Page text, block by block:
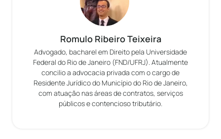
Romulo Ribeiro Teixeira
Advogado, bacharel em Direito pela Universidade
Federal do Rio de Janeiro (FND/UFRJ). Atualmente
concilio a advocacia privada com o cargo de
Residente Jurídico do Município do Rio de Janeiro,
com atuação nas áreas de contratos, serviços
públicos e contencioso tributário.